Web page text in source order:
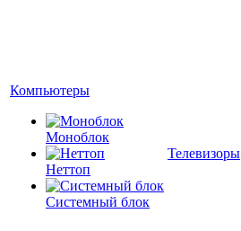
Компьютеры
Моноблок
Неттоп
Системный блок
Телевизоры